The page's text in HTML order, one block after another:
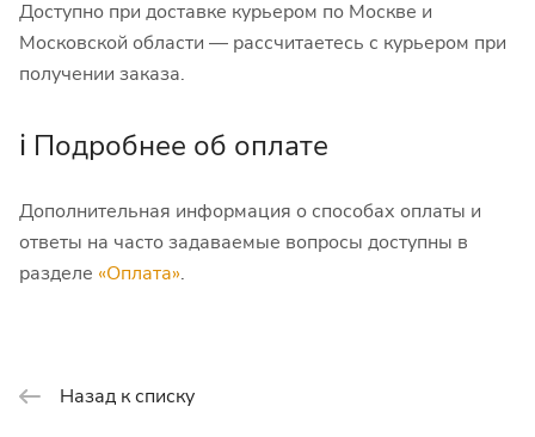
Доступно при доставке курьером по Москве и
Московской области — рассчитаетесь с курьером при
получении заказа.
ℹ️ Подробнее об оплате
Дополнительная информация о способах оплаты и
ответы на часто задаваемые вопросы доступны в
разделе «Оплата».
Назад к списку